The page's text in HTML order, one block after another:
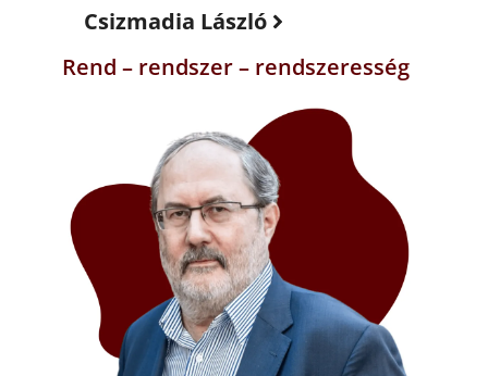
Csizmadia László
Rend – rendszer – rendszeresség